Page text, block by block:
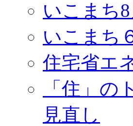
いこまち
いこまち
住宅省エ
「住」
見直し